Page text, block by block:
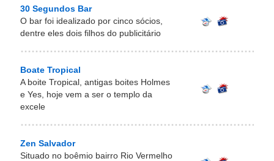
30 Segundos Bar
O bar foi idealizado por cinco sócios,
dentre eles dois filhos do publicitário
Boate Tropical
A boite Tropical, antigas boites Holmes
e Yes, hoje vem a ser o templo da
excele
Zen Salvador
Situado no boêmio bairro Rio Vermelho